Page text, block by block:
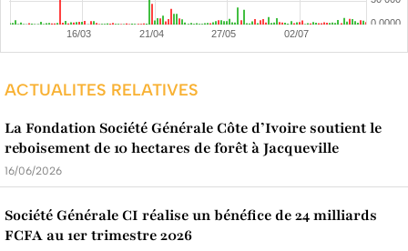
ACTUALITES RELATIVES
La Fondation Société Générale Côte d’Ivoire soutient le
reboisement de 10 hectares de forêt à Jacqueville
16/06/2026
Société Générale CI réalise un bénéfice de 24 milliards
FCFA au 1er trimestre 2026